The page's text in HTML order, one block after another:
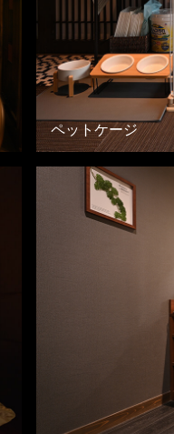
ペットケージ